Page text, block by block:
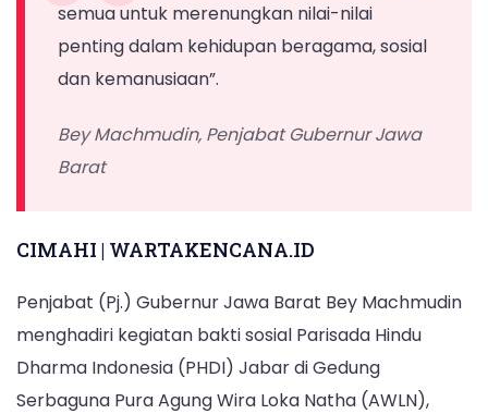
semua untuk merenungkan nilai-nilai
penting dalam kehidupan beragama, sosial
dan kemanusiaan”.
Bey Machmudin, Penjabat Gubernur Jawa
Barat
CIMAHI | WARTAKENCANA.ID
Penjabat (Pj.) Gubernur Jawa Barat Bey Machmudin
menghadiri kegiatan bakti sosial Parisada Hindu
Dharma Indonesia (PHDI) Jabar di Gedung
Serbaguna Pura Agung Wira Loka Natha (AWLN),